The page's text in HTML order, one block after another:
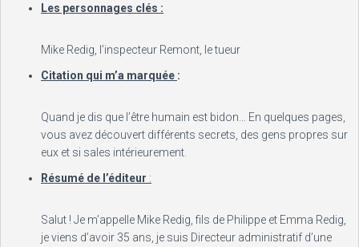
Les personnages clés :
Mike Redig, l’inspecteur Remont, le tueur
Citation qui m’a marquée :
Quand je dis que l’être humain est bidon… En quelques pages,
vous avez découvert différents secrets, des gens propres sur
eux et si sales intérieurement.
Résumé de l’éditeur :
Salut ! Je m’appelle Mike Redig, fils de Philippe et Emma Redig,
je viens d’avoir 35 ans, je suis Directeur administratif d’une